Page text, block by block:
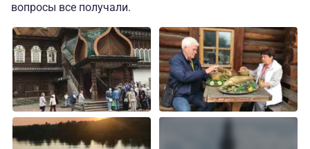
вопросы все получали.